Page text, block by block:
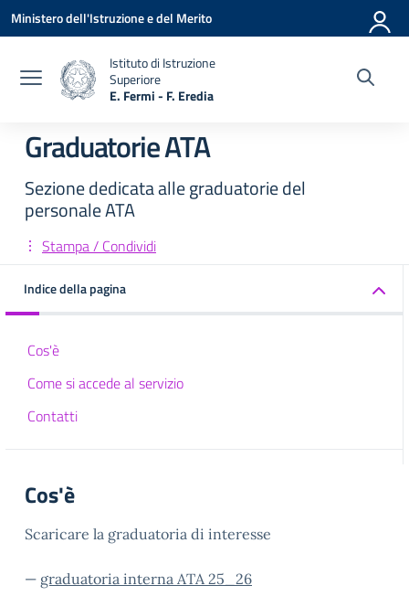
Vai ai contenuti
Vai al menu di navigazione
Vai al footer
Ministero dell'Istruzione e del Merito
Istituto di Istruzione
Superiore
E. Fermi - F. Eredia
Graduatorie ATA
Sezione dedicata alle graduatorie del
personale ATA
Stampa / Condividi
Indice della pagina
Cos'è
Come si accede al servizio
Contatti
Cos'è
Scaricare la graduatoria di interesse
— graduatoria interna ATA 25_26